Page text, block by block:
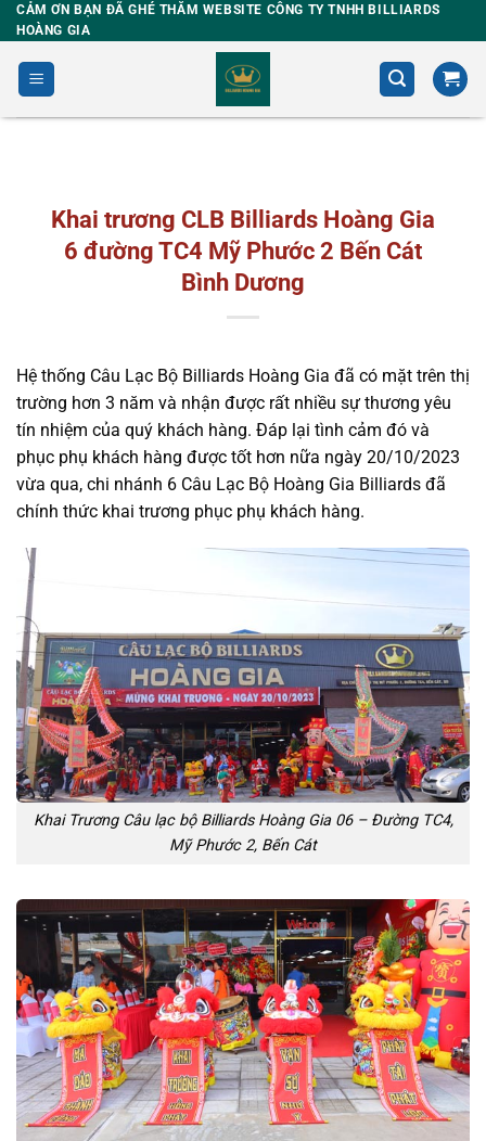
Skip
to
content
CẢM ƠN BẠN ĐÃ GHÉ THĂM WEBSITE CÔNG TY TNHH BILLIARDS
HOÀNG GIA
Khai trương CLB Billiards Hoàng Gia
6 đường TC4 Mỹ Phước 2 Bến Cát
Bình Dương
Hệ thống Câu Lạc Bộ Billiards Hoàng Gia đã có mặt trên thị
trường hơn 3 năm và nhận được rất nhiều sự thương yêu
tín nhiệm của quý khách hàng. Đáp lại tình cảm đó và
phục phụ khách hàng được tốt hơn nữa ngày 20/10/2023
vừa qua, chi nhánh 6 Câu Lạc Bộ Hoàng Gia Billiards đã
chính thức khai trương phục phụ khách hàng.
Khai Trương Câu lạc bộ Billiards Hoàng Gia 06 – Đường TC4,
Mỹ Phước 2, Bến Cát